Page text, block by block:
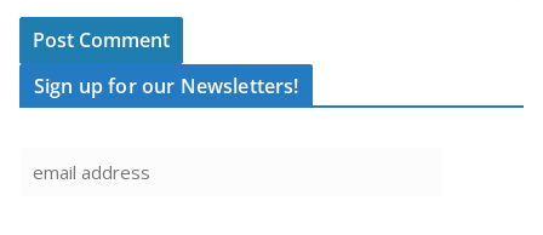
Sign up for our Newsletters!